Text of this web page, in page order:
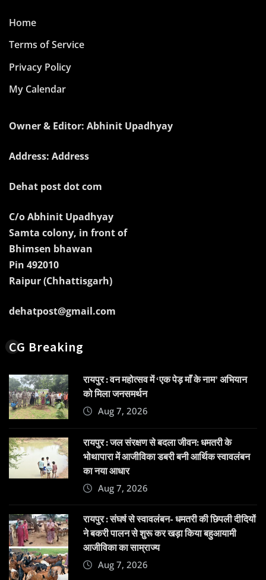
Home
Terms of Service
Privacy Policy
My Calendar
Owner & Editor: Abhinit Upadhyay
Address: Address
Dehat post dot com
C/o Abhinit Upadhyay
Samta colony, in front of
Bhimsen bhawan
Pin 492010
Raipur (Chhattisgarh)
dehatpost@gmail.com
CG Breaking
रायपुर : वन महोत्सव में ‘एक पेड़ माँ के नाम’ अभियान
को मिला जनसमर्थन
Aug 7, 2026
रायपुर : जल संरक्षण से बदला जीवन: धमतरी के
भोथापारा में आजीविका डबरी बनी आर्थिक स्वावलंबन
का नया आधार
Aug 7, 2026
रायपुर : संघर्ष से स्वावलंबन- धमतरी की छिपली दीदियों
ने बकरी पालन से शुरू कर खड़ा किया बहुआयामी
आजीविका का साम्राज्य
Aug 7, 2026